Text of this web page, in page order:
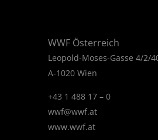
WWF Österreich
Leopold-Moses-Gasse 4/2/
A-1020 Wien
+43 1 488 17 – 0
wwf@wwf.at
www.wwf.at